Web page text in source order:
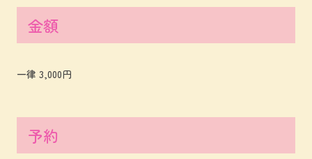
金額
一律 3,000円
予約